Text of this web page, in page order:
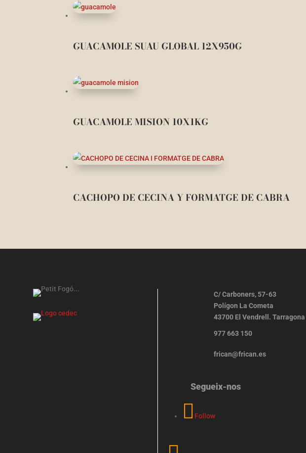
GUACAMOLE SUAU GLOBAL 12X950G
GUACAMOLE MISION 10X1KG
CACHOPO DE CECINA Y FORMATGE DE CABRA
C/ Carboners, 57-63
Polígon La Cometa
43700 El Vendrell. Tarragona
977 663 150
frican@frican.es
Segueix-nos
Follow